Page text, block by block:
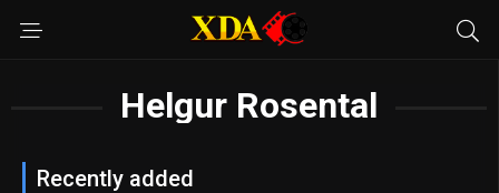
Helgur Rosental
Recently added